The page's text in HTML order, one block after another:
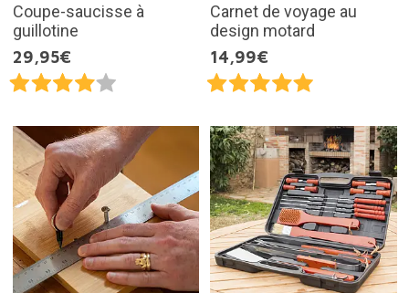
Coupe-saucisse à
guillotine
29,95€
Carnet de voyage au
design motard
14,99€